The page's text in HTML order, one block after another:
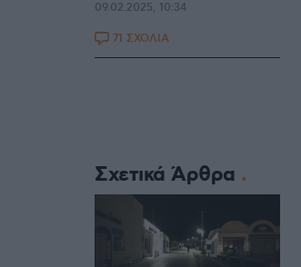
09.02.2025, 10:34
71 ΣΧΟΛΙΑ
Σχετικά Άρθρα